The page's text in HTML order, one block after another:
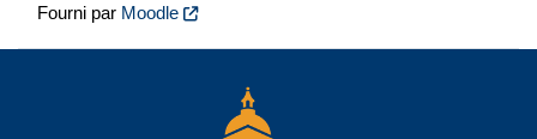
Fourni par Moodle